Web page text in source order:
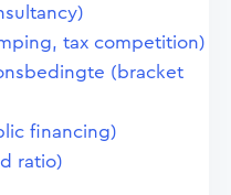
tax competition)
(bracket
financing)
ratio)